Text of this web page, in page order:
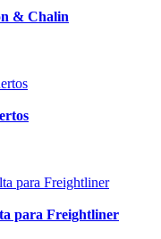
& Chalin
para Freightliner